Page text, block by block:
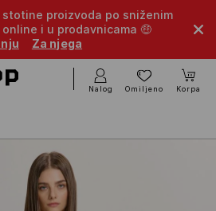
proizvoda po sniženim
i u prodavnicama 🤑
Za njega
Nalog Omiljeno Korpa